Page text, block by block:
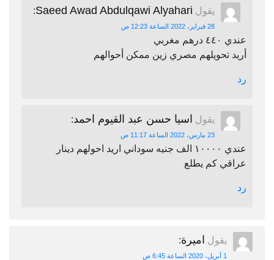
يقول Saeed Awad Abdulqawi Alyahari
:
28 فبراير، 2022 الساعة 12:23 ص
عندي ٤٤٠ درهم مغربي
أريد تحويلهم مصري زين ممكن أحوالهم
رد
يقول اسيا حسن عبد القيوم احمد:
23 مارس، 2022 الساعة 11:17 ص
عندي ١٠٠٠٠ الف جنيه سوداني اريد احولهم دينار
عراقي كم يطلع
رد
يقول اميرة:
1 أبريل، 2020 الساعة 6:45 ص